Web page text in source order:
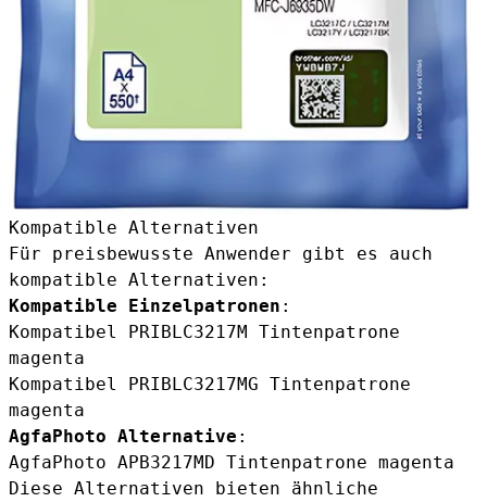
Kompatible Alternativen
Für preisbewusste Anwender gibt es auch
kompatible Alternativen:
Kompatible Einzelpatronen :
Kompatibel PRIBLC3217M Tintenpatrone
magenta
Kompatibel PRIBLC3217MG Tintenpatrone
magenta
AgfaPhoto Alternative :
AgfaPhoto APB3217MD Tintenpatrone magenta
Diese Alternativen bieten ähnliche